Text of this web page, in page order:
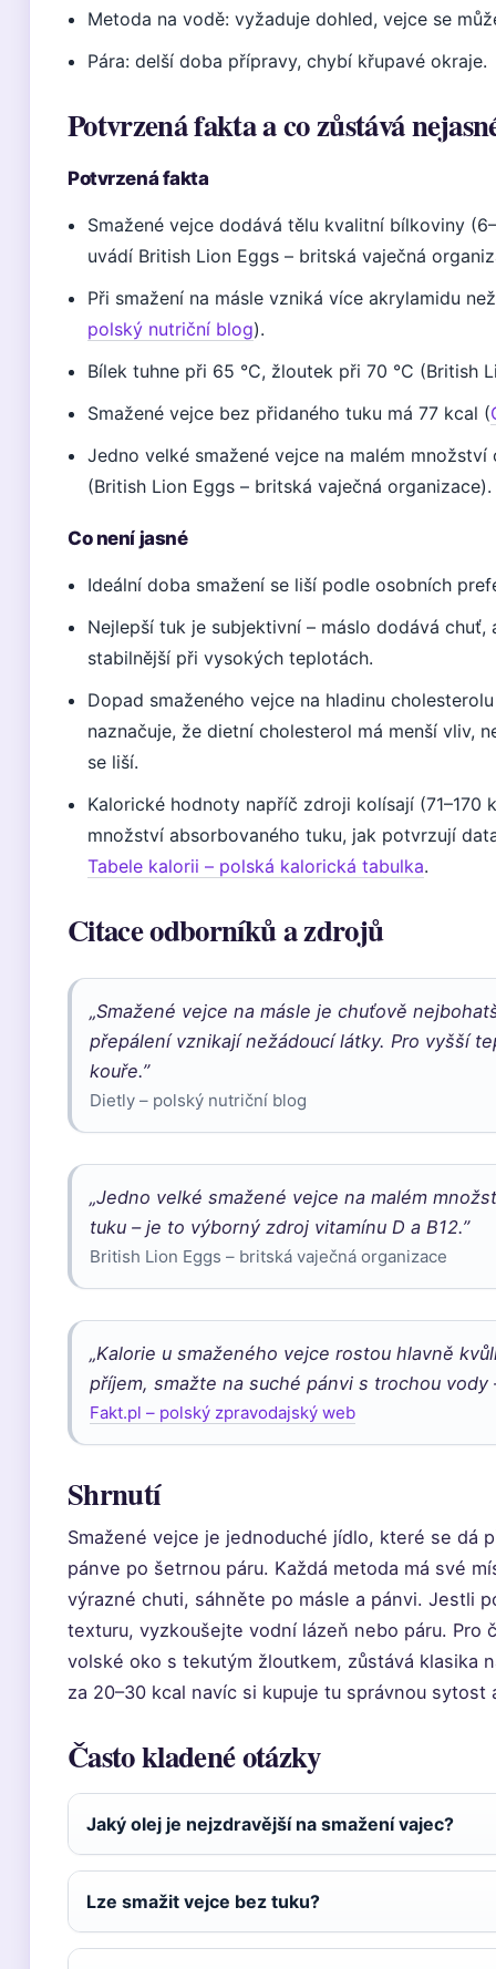
Metoda na vodě: vyžaduje dohled, vejce se
Pára: delší doba přípravy, chybí křupavé okraje.
Potvrzená fakta a co zůstává
Potvrzená fakta
Smažené vejce dodává tělu kvalitní bílkoviny
uvádí British Lion Eggs – britská vaječná
Při smažení na másle vzniká více akrylamidu
polský nutriční blog).
Bílek tuhne při 65 °C, žloutek při 70 °C (British
Smažené vejce bez přidaného tuku má 77 kcal (
Jedno velké smažené vejce na malém
(British Lion Eggs – britská vaječná organizace).
Co není jasné
Ideální doba smažení se liší podle osobních
Nejlepší tuk je subjektivní – máslo dodává
stabilnější při vysokých teplotách.
Dopad smaženého vejce na hladinu
naznačuje, že dietní cholesterol má menší vliv,
se liší.
Kalorické hodnoty napříč zdroji kolísají
množství absorbovaného tuku, jak potvrzují
Tabele kalorii – polská kalorická tabulka.
Citace odborníků a zdrojů
„Smažené vejce na másle je chuťově
přepálení vznikají nežádoucí látky. Pro vyšší
kouře.”
Dietly – polský nutriční blog
„Jedno velké smažené vejce na malém
tuku – je to výborný zdroj vitamínu D a B12.”
British Lion Eggs – britská vaječná organizace
„Kalorie u smaženého vejce rostou hlavně
příjem, smažte na suché pánvi s trochou vody
Fakt.pl – polský zpravodajský web
Shrnutí
Smažené vejce je jednoduché jídlo, které se dá
pánve po šetrnou páru. Každá metoda má své
výrazné chuti, sáhněte po másle a pánvi. Jestli
texturu, vyzkoušejte vodní lázeň nebo páru.
volské oko s tekutým žloutkem, zůstává klasika
za 20–30 kcal navíc si kupuje tu správnou sytost
Často kladené otázky
Jaký olej je nejzdravější na smažení vajec?
Lze smažit vejce bez tuku?